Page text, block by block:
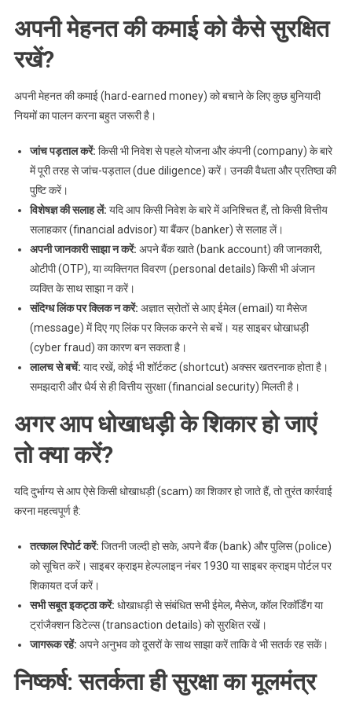
अपनी मेहनत की कमाई को कैसे सुरक्षित
रखें?
अपनी मेहनत की कमाई (hard-earned money) को बचाने के लिए कुछ बुनियादी
नियमों का पालन करना बहुत जरूरी है।
जांच पड़ताल करें: किसी भी निवेश से पहले योजना और कंपनी (company) के बारे
में पूरी तरह से जांच-पड़ताल (due diligence) करें। उनकी वैधता और प्रतिष्ठा की
पुष्टि करें।
विशेषज्ञ की सलाह लें: यदि आप किसी निवेश के बारे में अनिश्चित हैं, तो किसी वित्तीय
सलाहकार (financial advisor) या बैंकर (banker) से सलाह लें।
अपनी जानकारी साझा न करें: अपने बैंक खाते (bank account) की जानकारी,
ओटीपी (OTP), या व्यक्तिगत विवरण (personal details) किसी भी अंजान
व्यक्ति के साथ साझा न करें।
संदिग्ध लिंक पर क्लिक न करें: अज्ञात स्रोतों से आए ईमेल (email) या मैसेज
(message) में दिए गए लिंक पर क्लिक करने से बचें। यह साइबर धोखाधड़ी
(cyber fraud) का कारण बन सकता है।
लालच से बचें: याद रखें, कोई भी शॉर्टकट (shortcut) अक्सर खतरनाक होता है।
समझदारी और धैर्य से ही वित्तीय सुरक्षा (financial security) मिलती है।
अगर आप धोखाधड़ी के शिकार हो जाएं
तो क्या करें?
यदि दुर्भाग्य से आप ऐसे किसी धोखाधड़ी (scam) का शिकार हो जाते हैं, तो तुरंत कार्रवाई
करना महत्वपूर्ण है:
तत्काल रिपोर्ट करें: जितनी जल्दी हो सके, अपने बैंक (bank) और पुलिस (police)
को सूचित करें। साइबर क्राइम हेल्पलाइन नंबर 1930 या साइबर क्राइम पोर्टल पर
शिकायत दर्ज करें।
सभी सबूत इकट्ठा करें: धोखाधड़ी से संबंधित सभी ईमेल, मैसेज, कॉल रिकॉर्डिंग या
ट्रांजैक्शन डिटेल्स (transaction details) को सुरक्षित रखें।
जागरूक रहें: अपने अनुभव को दूसरों के साथ साझा करें ताकि वे भी सतर्क रह सकें।
निष्कर्ष: सतर्कता ही सुरक्षा का मूलमंत्र